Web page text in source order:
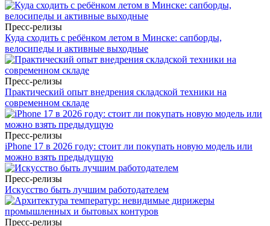
Пресс-релизы
Куда сходить с ребёнком летом в Минске: сапборды,
велосипеды и активные выходные
Пресс-релизы
Практический опыт внедрения складской техники на
современном складе
Пресс-релизы
iPhone 17 в 2026 году: стоит ли покупать новую модель или
можно взять предыдущую
Пресс-релизы
Искусство быть лучшим работодателем
Пресс-релизы